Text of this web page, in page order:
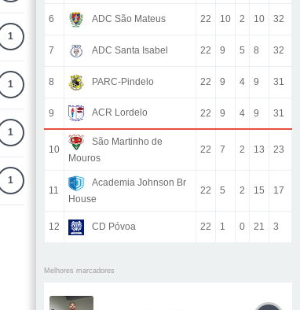
1
1
1
1
6 ADC São Mateus 22 10 2 10 32
7 ADC Santa Isabel 22 9 5 8 32
8 PARC-Pindelo 22 9 4 9 31
9 ACR Lordelo 22 9 4 9 31
10
São Martinho de
Mouros
22 7 2 13 23
11
Academia Johnson Br
House
22 5 2 15 17
12 CD Póvoa 22 1 0 21 3
Melhores marcadores